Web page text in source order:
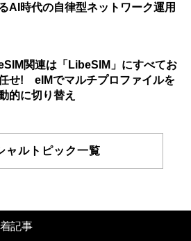
AI時代の自律型ネットワーク運用
関連は「LibeSIM」にすべてお
せ! eIMでマルチプロファイルを
的に切り替え
ャルトピック一覧
記事